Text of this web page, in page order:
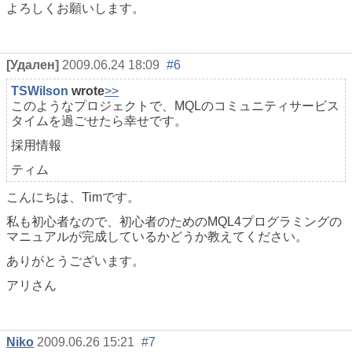
よろしくお願いします。
[Удален] 2009.06.24 18:09 #6
TSWilson wrote>>
このようなプロジェクトで、MQLのコミュニティサービス
タイムを過ごせたら幸せです。
採用情報
ティム
こんにちは、Timです。
私も初心者なので、初心者のためのMQL4プログラミングの
マニュアルが完成しているかどうか教えてください。
ありがとうございます。
アリさん
Niko 2009.06.26 15:21 #7